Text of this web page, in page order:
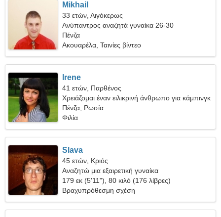
Mikhail
33 ετών, Αιγόκερως
Ανύπαντρος αναζητά γυναίκα 26-30
Πένζα
Ακουαρέλα, Ταινίες βίντεο
Irene
41 ετών, Παρθένος
Χρειάζομαι έναν ειλικρινή άνθρωπο για κάμπινγκ
Πένζα, Ρωσία
Φιλία
Slava
45 ετών, Κριός
Αναζητώ μια εξαιρετική γυναίκα
179 εκ (5'11"), 80 κιλό (176 λίβρες)
Βραχυπρόθεσμη σχέση